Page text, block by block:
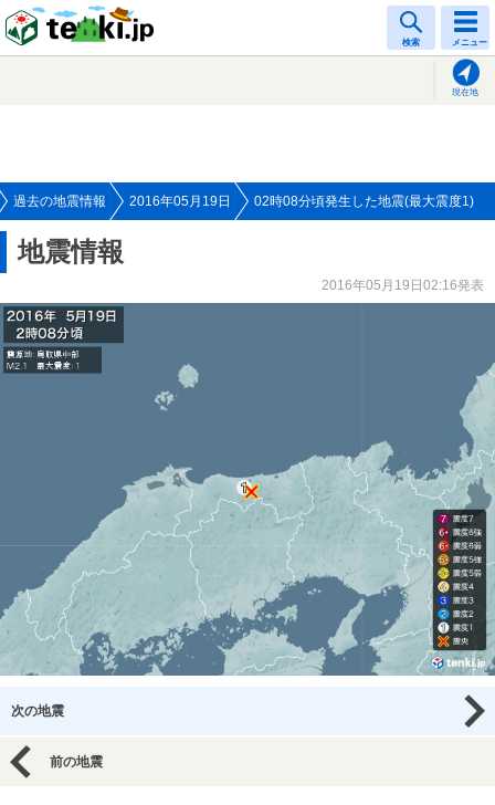
検索 メニュー
現在地
過去の地震情報 2016年05月19日 02時08分頃発生した地震(最大震度1)
地震情報
2016年05月19日02:16発表
次の地震
前の地震